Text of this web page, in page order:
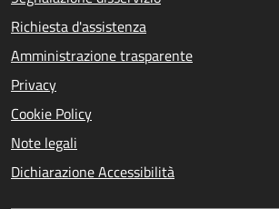
Richiesta d'assistenza
Amministrazione trasparente
Privacy
Cookie Policy
Note legali
Dichiarazione Accessibilità